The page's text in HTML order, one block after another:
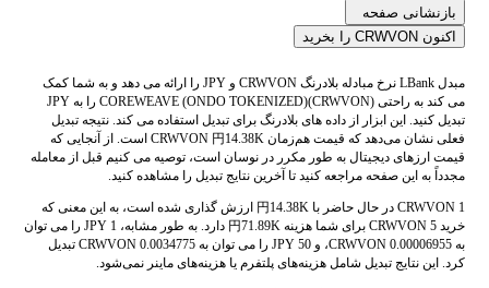
بازنشانی صفحه
اکنون CRWVON را بخرید
مبدل LBank نرخ مبادله بلادرنگ CRWVON و JPY را ارائه می دهد و به شما کمک
می کند به راحتی COREWEAVE (ONDO TOKENIZED)(CRWVON) را به JPY
تبدیل کنید. این ابزار از داده های بلادرنگ برای تبدیل استفاده می کند. نتیجه تبدیل
فعلی نشان می‌دهد که قیمت هم‌زمان CRWVON 円14.38K است. از آنجایی که
قیمت ارزهای دیجیتال به طور مکرر در نوسان است، توصیه می کنیم قبل از معامله
مجدداً به این صفحه مراجعه کنید تا آخرین نتایج تبدیل را مشاهده کنید.
1 CRWVON در حال حاضر با 円14.38K ارزش گذاری شده است، به این معنی که
خرید 5 CRWVON برای شما هزینه 円71.89K دارد. به طور مشابه، 1 JPY را می توان
به 0.00006955 CRWVON، و 50 JPY را می توان به 0.0034775 CRWVON تبدیل
کرد. این نتایج تبدیل شامل هزینه‌های پلتفرم یا هزینه‌های ماینر نمی‌شود.